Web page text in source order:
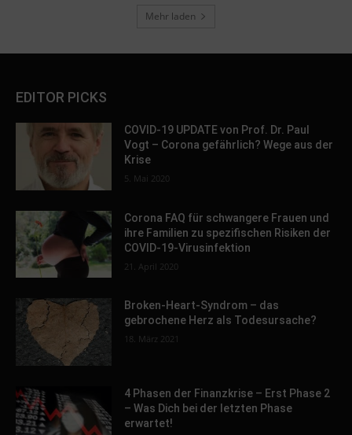
Mehr laden
EDITOR PICKS
COVID-19 UPDATE von Prof. Dr. Paul
Vogt – Corona gefährlich? Wege aus der
Krise
5. Mai 2020
Corona FAQ für schwangere Frauen und
ihre Familien zu spezifischen Risiken der
COVID-19-Virusinfektion
21. April 2020
Broken-Heart-Syndrom – das
gebrochene Herz als Todesursache?
18. März 2021
4 Phasen der Finanzkrise – Erst Phase 2
– Was Dich bei der letzten Phase
erwartet!